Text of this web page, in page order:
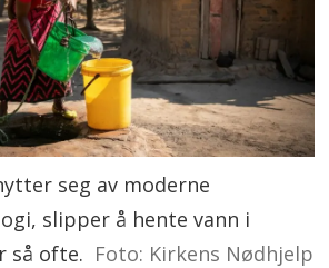
seg av moderne
slipper å hente vann i
så ofte. Foto: Kirkens Nødhjelp